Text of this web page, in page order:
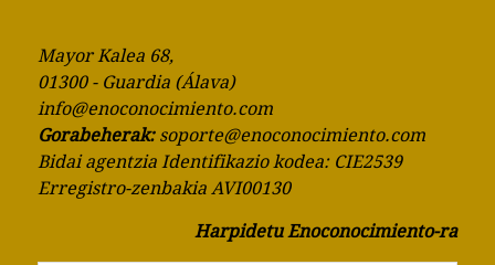
Mayor Kalea 68,
01300 - Guardia (Álava)
info@enoconocimiento.com
Gorabeherak: soporte@enoconocimiento.com
Bidai agentzia Identifikazio kodea: CIE2539
Erregistro-zenbakia AVI00130
Harpidetu Enoconocimiento-ra